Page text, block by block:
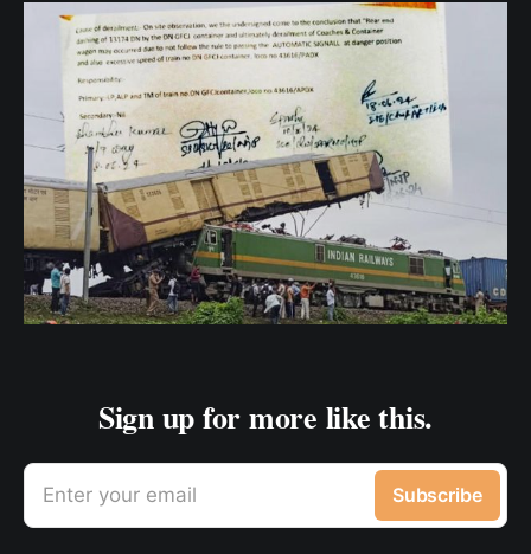
Sign up for more like this.
Enter your email Subscribe